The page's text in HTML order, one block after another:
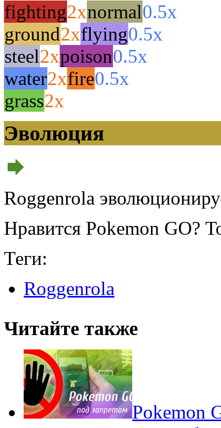
fighting2xnormal0.5x
ground2xflying0.5x
steel2xpoison0.5x
water2xfire0.5x
grass2x
Эволюция
Roggenrola
Нравится Pokemon GO?
Теги:
Roggenrola
Читайте также
Pokеmon